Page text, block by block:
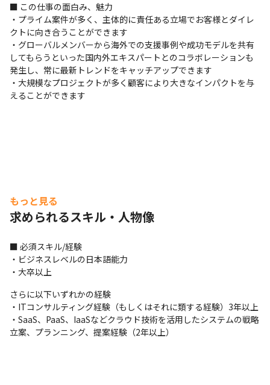
■ この仕事の面白み、魅力
・プライム案件が多く、主体的に責任ある立場でお客様とダイレ
クトに向き合うことができます
・グローバルメンバーから海外での支援事例や成功モデルを共有
してもらうといった国内外エキスパートとのコラボレーションも
発生し、常に最新トレンドをキャッチアップできます
・大規模なプロジェクトが多く顧客により大きなインパクトを与
えることができます
もっと見る
求められるスキル・人物像
■ 必須スキル/経験
・ビジネスレベルの日本語能力
・大卒以上
さらに以下いずれかの経験
・ITコンサルティング経験（もしくはそれに類する経験）3年以上
・SaaS、PaaS、IaaSなどクラウド技術を活用したシステムの戦略
立案、プランニング、提案経験（2年以上）